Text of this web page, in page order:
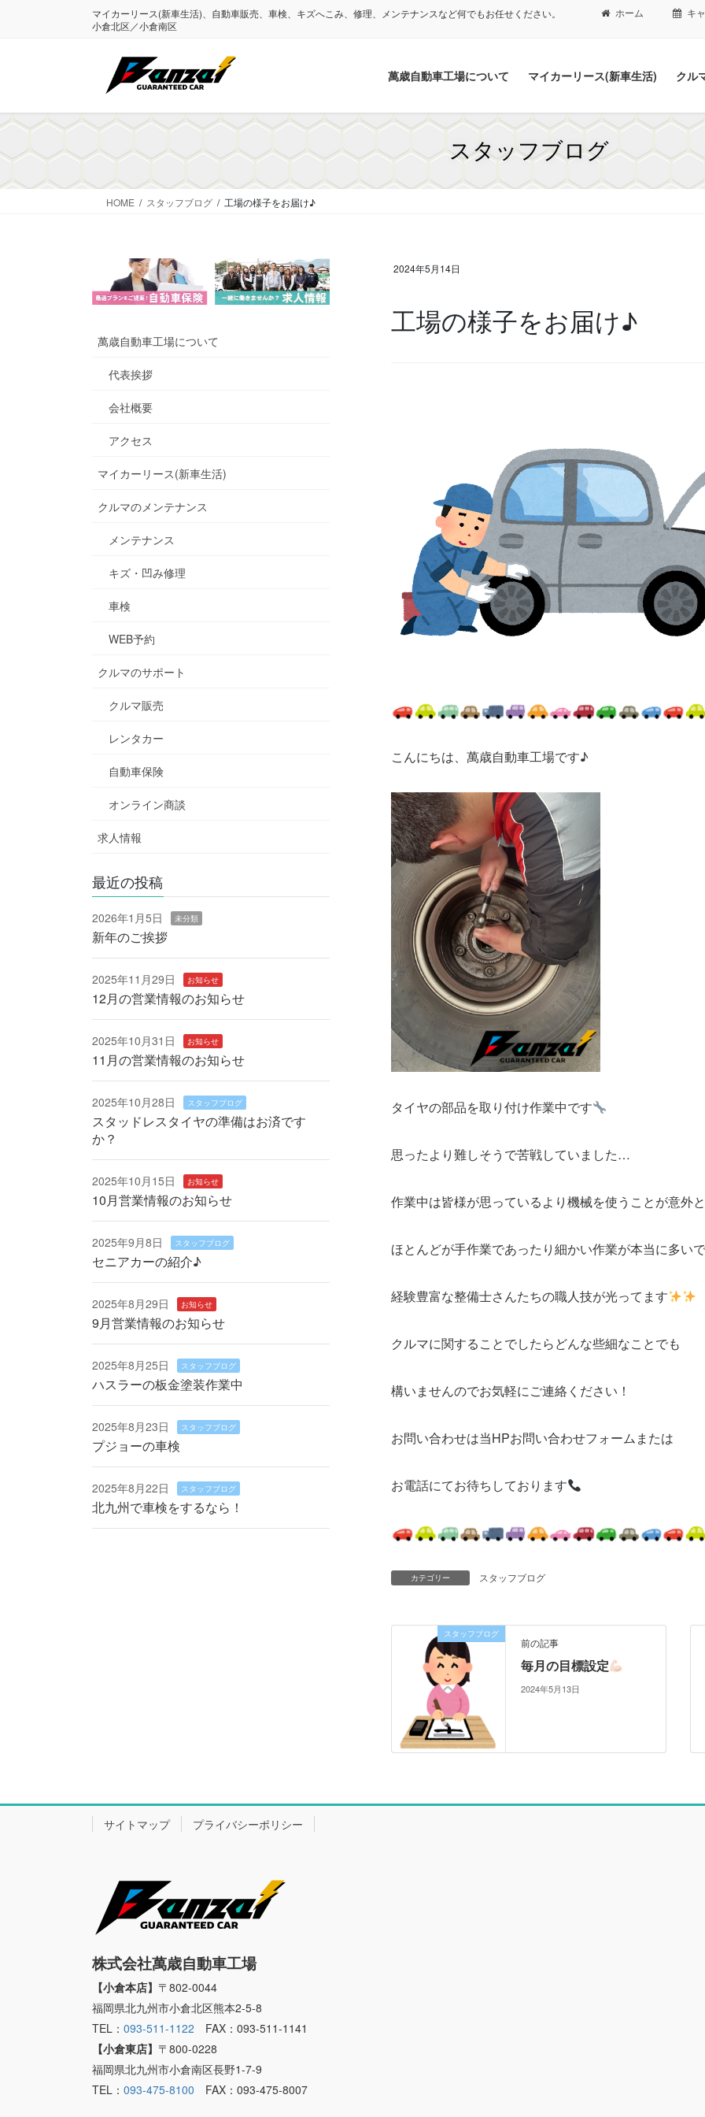
移
ン
移
マイカーリース(新車生活)、自動車販売、車検、キズへこみ、修理、メンテナンスなど何でもお任せください。
小倉北区／小倉南区
ホーム キ
萬歳自動車工場について マイカーリース(新車生活) クル
スタッフブログ
HOME スタッフブログ 工場の様子をお届け♪
2024年5月14日
工場の様子をお届け♪
こんにちは、萬歳自動車工場です♪
タイヤの部品を取り付け作業中です
思ったより難しそうで苦戦していました…
作業中は皆様が思っているより機械を使うことが意外と
ほとんどが手作業であったり細かい作業が本当に多いで
経験豊富な整備士さんたちの職人技が光ってます
クルマに関することでしたらどんな些細なことでも
構いませんのでお気軽にご連絡ください！
お問い合わせは当HPお問い合わせフォームまたは
お電話にてお待ちしております
カテゴリー スタッフブログ
スタッフブログ
前の記事
毎月の目標設定
2024年5月13日
萬歳自動車工場について
代表挨拶
会社概要
アクセス
マイカーリース(新車生活)
クルマのメンテナンス
メンテナンス
キズ・凹み修理
車検
WEB予約
クルマのサポート
クルマ販売
レンタカー
自動車保険
オンライン商談
求人情報
最近の投稿
2026年1月5日 未分類
新年のご挨拶
2025年11月29日 お知らせ
12月の営業情報のお知らせ
2025年10月31日 お知らせ
11月の営業情報のお知らせ
2025年10月28日 スタッフブログ
スタッドレスタイヤの準備はお済です
か？
2025年10月15日 お知らせ
10月営業情報のお知らせ
2025年9月8日 スタッフブログ
セニアカーの紹介♪
2025年8月29日 お知らせ
9月営業情報のお知らせ
2025年8月25日 スタッフブログ
ハスラーの板金塗装作業中
2025年8月23日 スタッフブログ
プジョーの車検
2025年8月22日 スタッフブログ
北九州で車検をするなら！
サイトマップ プライバシーポリシー
株式会社萬歳自動車工場
【小倉本店】 〒802-0044
福岡県北九州市小倉北区熊本2-5-8
TEL： 093-511-1122 FAX：093-511-1141
【小倉東店】 〒800-0228
福岡県北九州市小倉南区長野1-7-9
TEL： 093-475-8100 FAX：093-475-8007